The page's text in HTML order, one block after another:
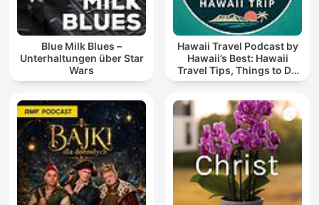
Blue Milk Blues –
Unterhaltungen über Star
Wars
Hawaii Travel Podcast by
Hawaii’s Best: Hawaii
Travel Tips, Things to Do
in Hawaii & Vacation